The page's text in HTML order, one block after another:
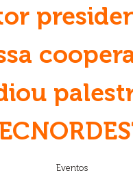
Eventos